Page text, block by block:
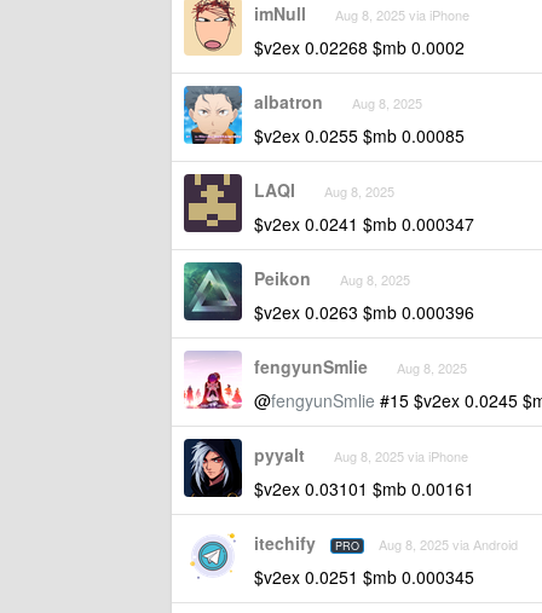
imNull Aug 8, 2025 via iPhone
$v2ex 0.02268 $mb 0.0002
albatron Aug 8, 2025
$v2ex 0.0255 $mb 0.00085
LAQI Aug 8, 2025
$v2ex 0.0241 $mb 0.000347
Peikon Aug 8, 2025
$v2ex 0.0263 $mb 0.000396
fengyunSmlie Aug 8, 2025
@fengyunSmlie #15 $v2ex 0.0245
pyyalt Aug 8, 2025 via iPhone
$v2ex 0.03101 $mb 0.00161
itechify PRO Aug 8, 2025 via Android
$v2ex 0.0251 $mb 0.000345